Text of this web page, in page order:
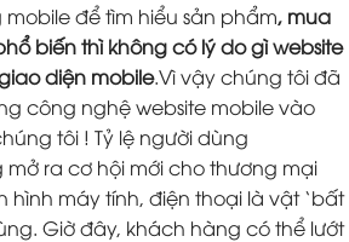
để tìm hiểu sản phẩm, mua
biến thì không có lý do gì website
diện mobile.Vì vậy chúng tôi đã
công nghệ website mobile vào
tôi ! Tỷ lệ người dùng
ra cơ hội mới cho thương mại
hình máy tính, điện thoại là vật ‘bất
Giờ đây, khách hàng có thể lướt